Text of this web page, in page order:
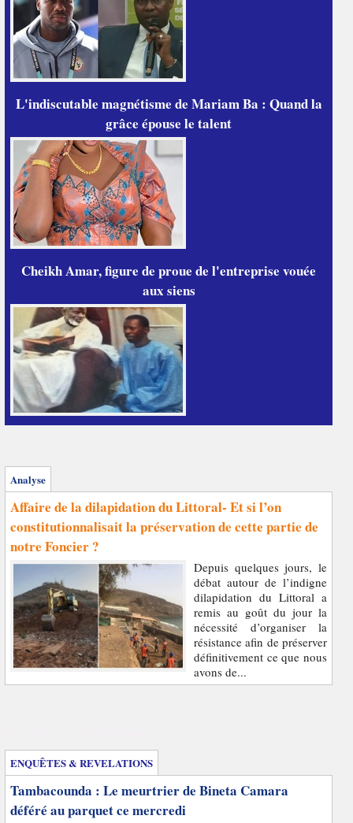
L'indiscutable magnétisme de Mariam Ba : Quand la
grâce épouse le talent
Cheikh Amar, figure de proue de l'entreprise vouée
aux siens
Analyse
Affaire de la dilapidation du Littoral- Et si l’on
constitutionnalisait la préservation de cette partie de
notre Foncier ?
Depuis quelques jours, le
débat autour de l’indigne
dilapidation du Littoral a
remis au goût du jour la
nécessité d’organiser la
résistance afin de préserver
définitivement ce que nous
avons de...
ENQUÊTES & REVELATIONS
Tambacounda : Le meurtrier de Bineta Camara
déféré au parquet ce mercredi